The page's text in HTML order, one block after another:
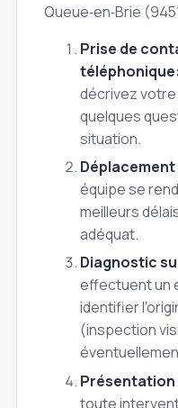
Queue‑en‑Brie
Prise de
téléphonique:
décrivez
quelques
situation.
équipe se
meilleurs
adéquat.
Diagnostic
effectuent un
identifier
(inspection
Présentation
toute